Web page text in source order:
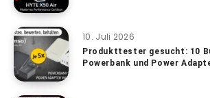
10. Juli 2026
Produkttester gesucht: 10
Powerbank und Power